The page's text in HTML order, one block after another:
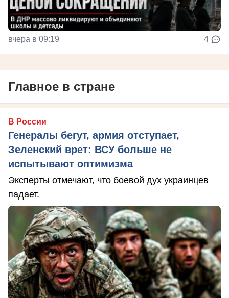
вчера в 09:19 4
Главное в стране
В России
Генералы бегут, армия отступает,
Зеленский врет: ВСУ больше не
испытывают оптимизма
Эксперты отмечают, что боевой дух украинцев
падает.